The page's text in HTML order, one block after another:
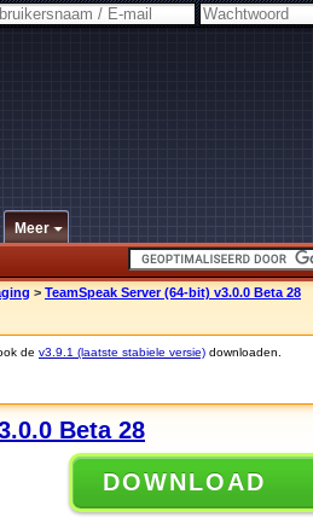
Meer
> TeamSpeak Server (64-bit) v3.0.0 Beta 28
de v3.9.1 (laatste stabiele versie) downloaden.
Beta 28
DOWNLOAD